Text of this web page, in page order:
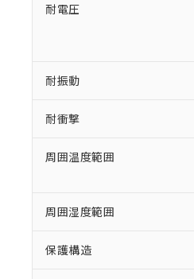
耐電圧
耐振動
耐衝撃
周囲温度範囲
周囲湿度範囲
保護構造